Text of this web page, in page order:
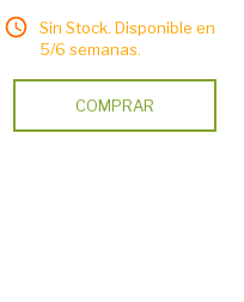
Sin Stock. Disponible en
5/6 semanas.
COMPRAR